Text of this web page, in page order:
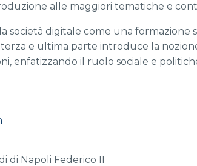
alle maggiori tematiche e
società digitale come una formazione
e ultima parte introduce la
enfatizzando il ruolo sociale e
di Napoli Federico II